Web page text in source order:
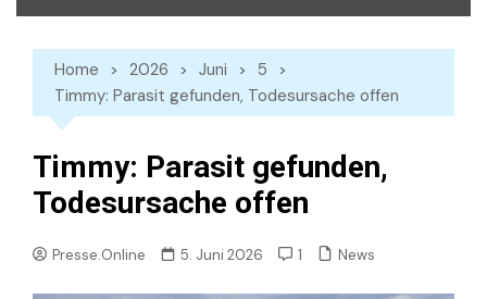
Home 2026 Juni
5
Timmy: Parasit gefunden, Todesursache offen
Timmy: Parasit gefunden,
Todesursache offen
Presse.Online 5. Juni 2026 1 News